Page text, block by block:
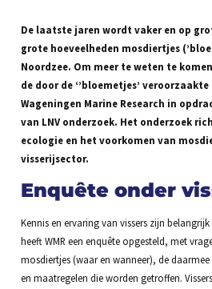
De laatste jaren wordt vaker en op
grote hoeveelheden mosdiertjes
Noordzee. Om meer te weten te
de door de ‘’bloemetjes’
Wageningen Marine Research in
van LNV onderzoek. Het onderzoek
ecologie en het voorkomen van
visserijsector.
Enquête onder
Kennis en ervaring van vissers zijn
heeft WMR een enquête opgesteld, met
mosdiertjes (waar en wanneer), de
en maatregelen die worden getroffen.